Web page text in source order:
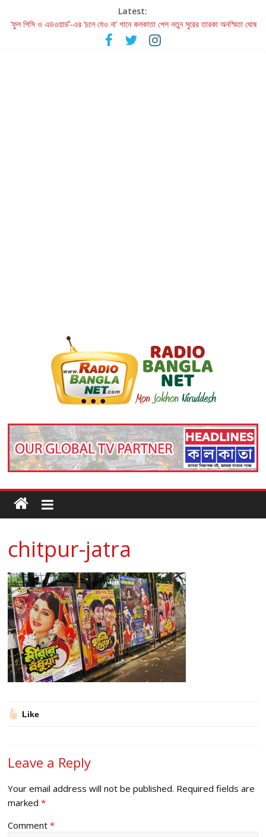
Latest:
‘ফুল পিসি ও এডওয়ার্ড’-এর ‘চলে যেও না’ গানে কলকাতা পেল নতুন সুরের তারকা অনস্মিতা ঘোষ
রবীন্দ্রনাথ ও গুলজারের সৃষ্টির মেলবন্ধনে মুগ্ধ করল ‘দুই তারার দোতারা’
কলের গান থেকে রীলস্ — বাঙালির গান শোনার বিবর্তনের গল্প
chitpur-jatra
Like
Leave a Reply
Your email address will not be published. Required fields are
marked*
Comment*